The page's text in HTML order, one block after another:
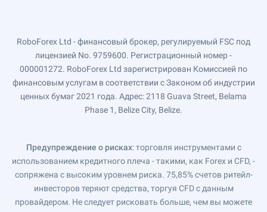
RoboForex Ltd - финансовый брокер, регулируемый FSC под
лицензией No. 9759600. Регистрационный номер -
000001272. RoboForex Ltd зарегистрирован Комиссией по
финансовым услугам в соответствии с Законом об индустрии
ценных бумаг 2021 года. Адрес: 2118 Guava Street, Belama
Phase 1, Belize City, Belize.
Предупреждение о рисках: торговля инструментами с
использованием кредитного плеча - такими, как Forex и CFD, -
сопряжена с высоким уровнем риска. 75,85% счетов ритейл-
инвесторов теряют средства, торгуя CFD с данным
провайдером. Не следует рисковать больше, чем вы можете